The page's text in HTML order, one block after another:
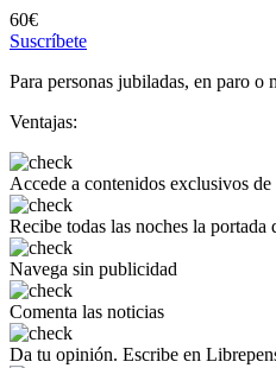
60€
Suscríbete
Para personas jubiladas, en paro o
Ventajas:
Accede a contenidos exclusivos
Recibe todas las noches la portada
Navega sin publicidad
Comenta las noticias
Da tu opinión. Escribe en